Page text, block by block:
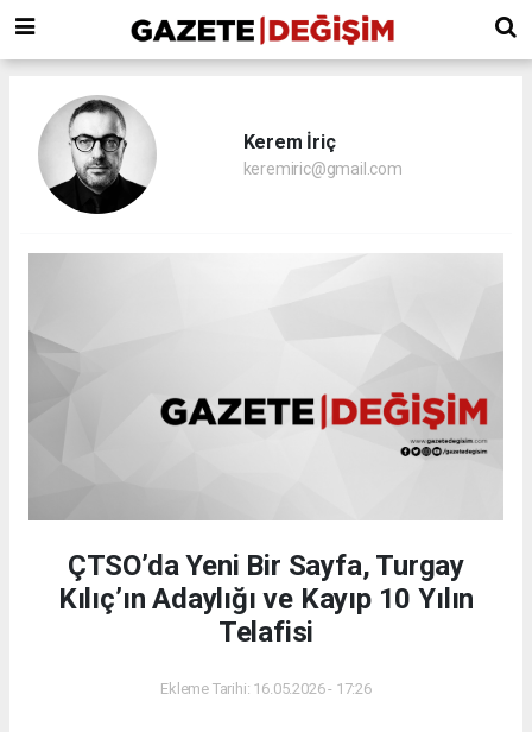
Kerem İriç
keremiric@gmail.com
ÇTSO’da Yeni Bir Sayfa, Turgay
Kılıç’ın Adaylığı ve Kayıp 10 Yılın
Telafisi
Ekleme Tarihi: 16.05.2026 - 17:26